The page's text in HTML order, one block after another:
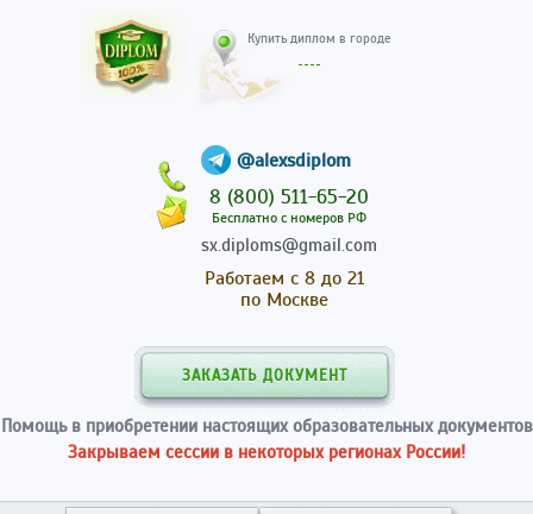
@alexsdiplom
8 (800) 511-65-20
Бесплатно с номеров РФ
sx.diploms@gmail.com
Работаем с 8 до 21
по Москве
ЗАКАЗАТЬ ДОКУМЕНТ
Помощь в приобретении настоящих образовательных документов
Закрываем сессии в некоторых регионах России!